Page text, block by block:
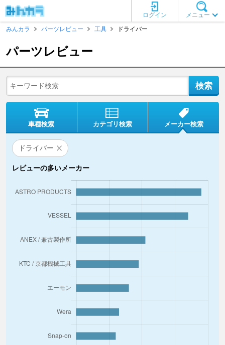
メニュー
ログイン
みんカラ
パーツレビュー 工具 ドライバー
パーツレビュー
車種検索 カテゴリ検索 メーカー検索
ドライバー
レビューの多いメーカー